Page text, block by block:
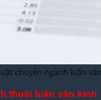
chuyên ngành luận
thuật luận văn kinh